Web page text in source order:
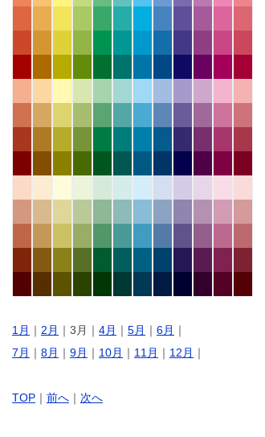
1月 ｜ 2月 ｜3月｜ 4月 ｜ 5月 ｜ 6月 ｜
7月 ｜ 8月 ｜ 9月 ｜ 10月 ｜ 11月 ｜ 12月 ｜
TOP ｜ 前へ ｜ 次へ